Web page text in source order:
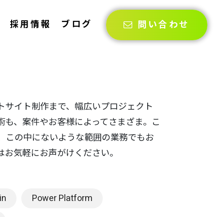
採用情報 ブログ 問い合わせ
イト制作まで、幅広いプロジェクト
、案件やお客様によってさまざま。こ
の中にないような範囲の業務でもお
気軽にお声がけください。
Power Platform